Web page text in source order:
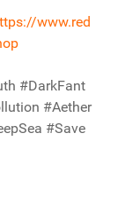
www.red
#DarkFant
#Aether
#Save